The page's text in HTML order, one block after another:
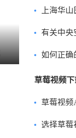
上海华山医院草
有关中央空调
如何正确的使
草莓视频
草莓视频
选择草莓视